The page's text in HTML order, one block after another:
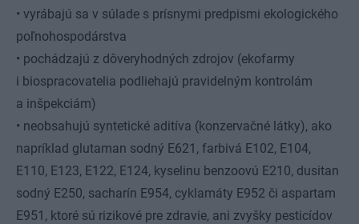
• vyrábajú sa v súlade s prísnymi predpismi ekologického
poľnohospodárstva
• pochádzajú z dôveryhodných zdrojov (ekofarmy
i biospracovatelia podliehajú pravidelným kontrolám
a inšpekciám)
• neobsahujú syntetické aditíva (konzervačné látky), ako
napríklad glutaman sodný E621, farbivá E102, E104,
E110, E123, E122, E124, kyselinu benzoovú E210, dusitan
sodný E250, sacharín E954, cyklamáty E952 či aspartam
E951, ktoré sú rizikové pre zdravie, ani zvyšky pesticídov